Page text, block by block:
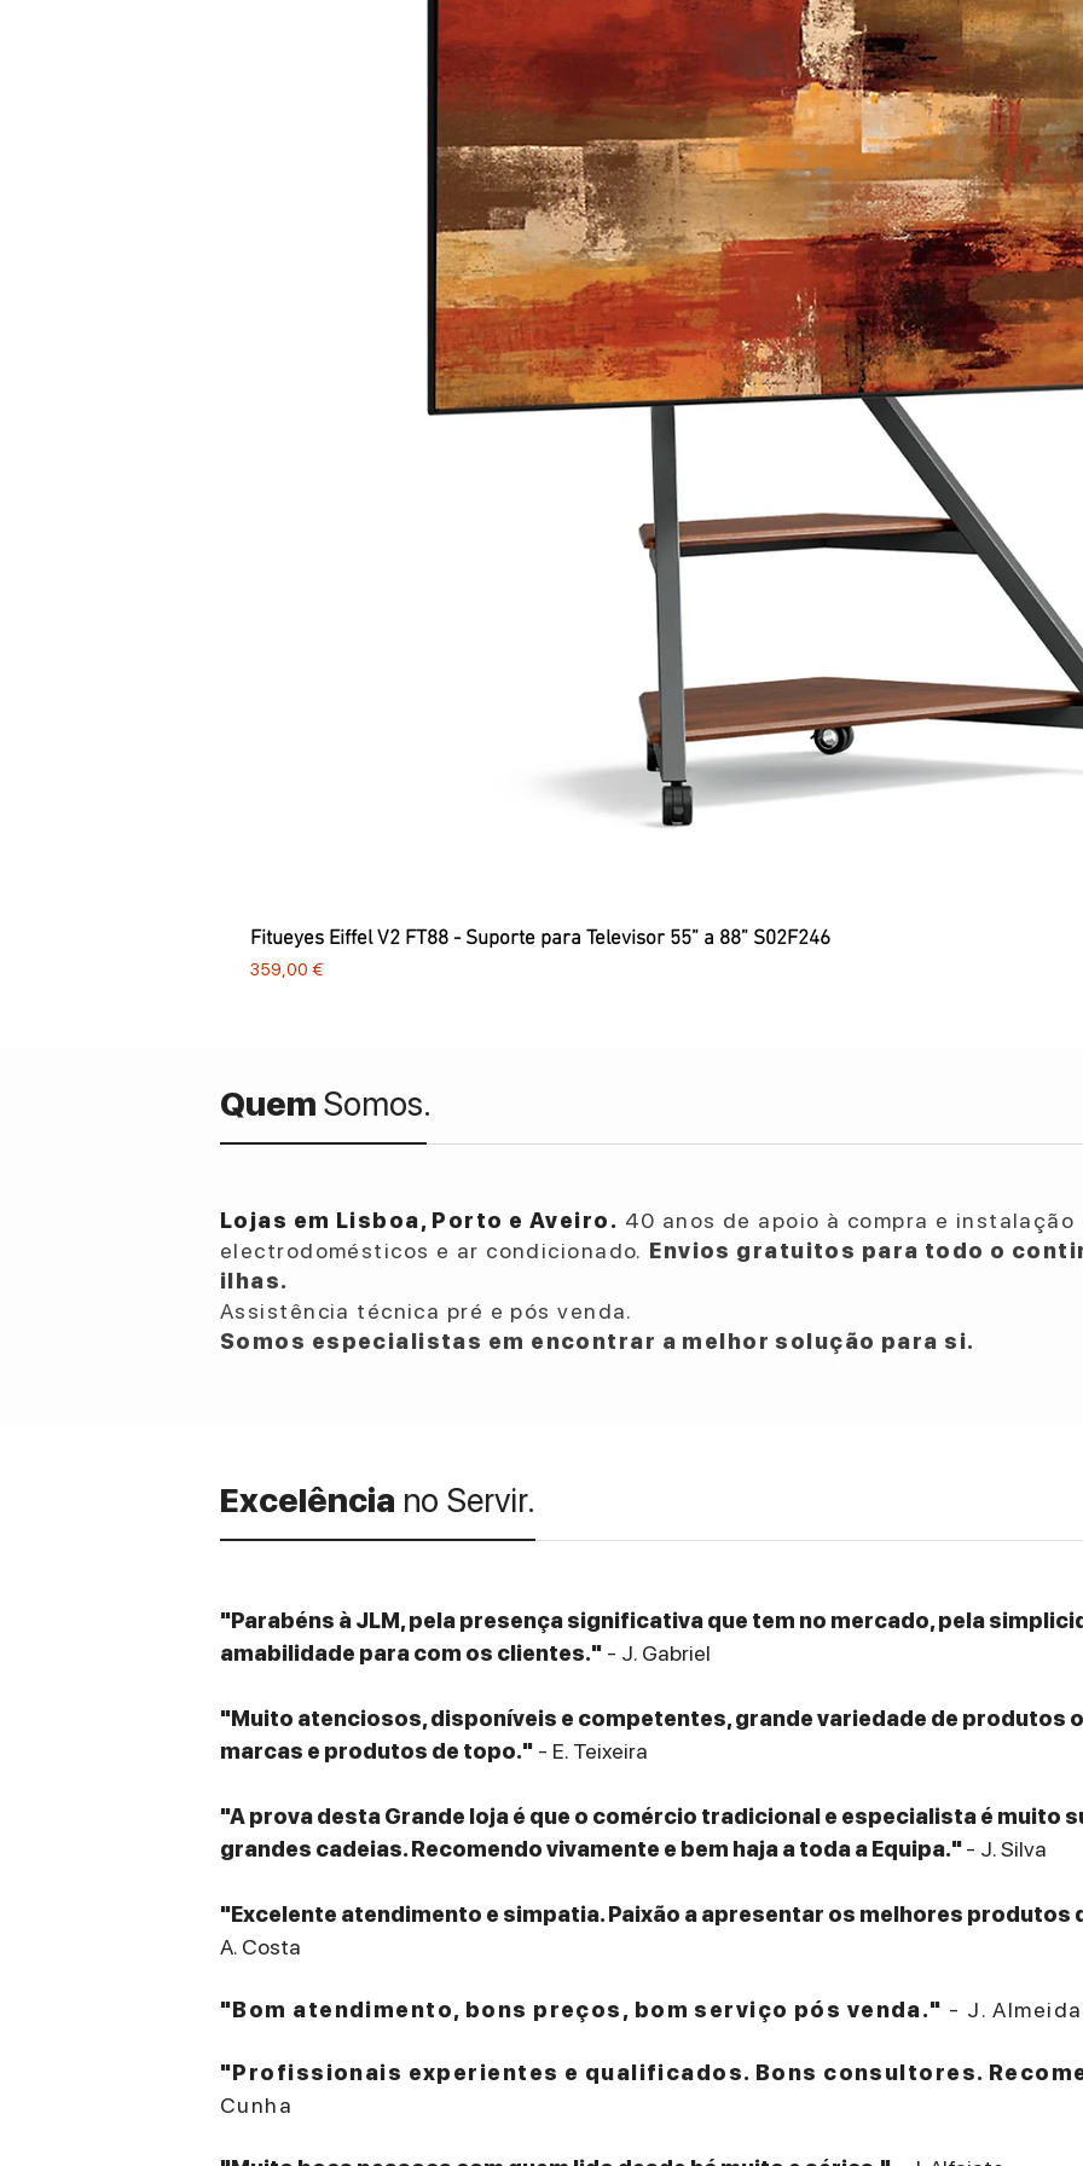
Fitueyes Eiffel V2 FT88 - Suporte para Televisor 55” a 88” S02F246
Preço
359,00 €
Quem Somos.
Lojas em Lisboa, Porto e Aveiro. 40 anos de apoio à compra e instalação
electrodomésticos e ar condicionado. Envios gratuitos para todo o
ilhas.
Assistência técnica pré e pós venda.
Somos especialistas em encontrar a melhor solução para si.
Excelência no Servir.
"Parabéns à JLM, pela presença significativa que tem no mercado, pela
amabilidade para com os clientes." - J. Gabriel
"Muito atenciosos, disponíveis e competentes, grande variedade de produtos
marcas e produtos de topo." - E. Teixeira
"A prova desta Grande loja é que o comércio tradicional e especialista é muito
grandes cadeias. Recomendo vivamente e bem haja a toda a Equipa."- J. Silva
"Excelente atendimento e simpatia. Paixão a apresentar os melhores produtos
A. Costa
"Bom atendimento, bons preços, bom serviço pós venda." - J. Almeida
"Profissionais experientes e qualificados. Bons consultores.
Cunha